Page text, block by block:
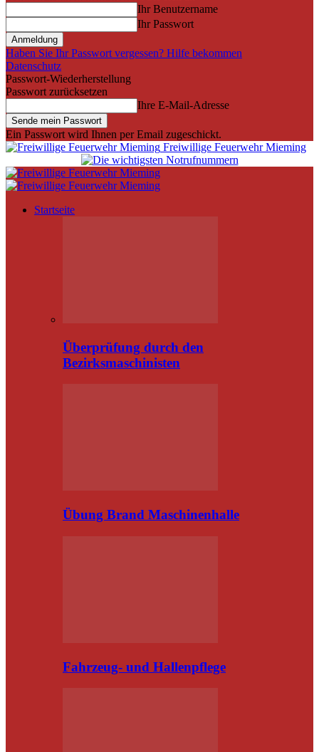
Ihr Benutzername
Ihr Passwort
Haben Sie Ihr Passwort vergessen? Hilfe bekommen
Datenschutz
Passwort-Wiederherstellung
Passwort zurücksetzen
Ihre E-Mail-Adresse
Ein Passwort wird Ihnen per Email zugeschickt.
Freiwillige Feuerwehr Mieming
Startseite
Überprüfung durch den
Bezirksmaschinisten
Übung Brand Maschinenhalle
Fahrzeug- und Hallenpflege